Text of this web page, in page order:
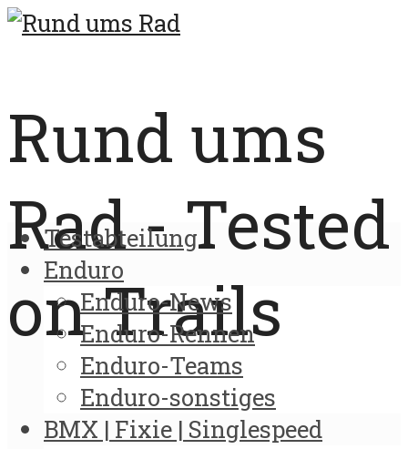
Rund ums
Rad - Tested
on Trails
Testabteilung
Enduro
Enduro-News
Enduro-Rennen
Enduro-Teams
Enduro-sonstiges
BMX | Fixie | Singlespeed